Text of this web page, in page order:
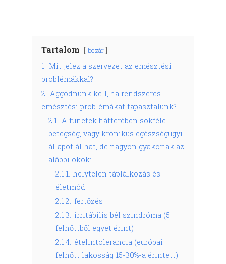
Tartalom bezár
1. Mit jelez a szervezet az emésztési
problémákkal?
2. Aggódnunk kell, ha rendszeres
emésztési problémákat tapasztalunk?
2.1. A tünetek hátterében sokféle
betegség, vagy krónikus egészségügyi
állapot állhat, de nagyon gyakoriak az
alábbi okok:
2.1.1. helytelen táplálkozás és
életmód
2.1.2. fertőzés
2.1.3. irritábilis bél szindróma (5
felnőttből egyet érint)
2.1.4. ételintolerancia (európai
felnőtt lakosság 15-30%-a érintett)